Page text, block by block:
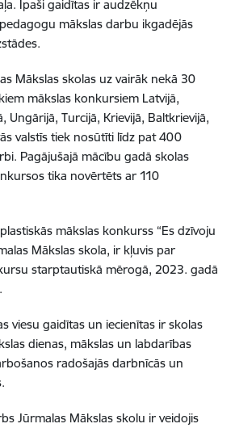
Īpaši gaidītas ir audzēkņu
mākslas darbu ikgadējās
Mākslas skolas uz vairāk nekā 30
mākslas konkursiem Latvijā,
Ungārijā, Turcijā, Krievijā, Baltkrievijā,
valstīs tiek nosūtīti līdz pat 400
Pagājušajā mācību gadā skolas
tika novērtēts ar 110
mākslas konkurss “Es dzīvoju
Mākslas skola, ir kļuvis par
starptautiskā mērogā, 2023. gadā
viesu gaidītas un iecienītas ir skolas
dienas, mākslas un labdarības
radošajās darbnīcās un
Jūrmalas Mākslas skolu ir veidojis